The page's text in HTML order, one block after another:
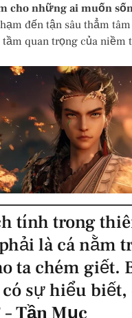
cho những ai muốn
đến tận sâu thẳm
tầm quan trọng của niềm
tính trong
là cá nằm
ta chém giết.
sự hiểu biết,
Tần Mục